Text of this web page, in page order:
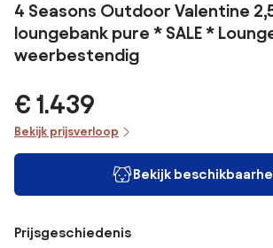
4 Seasons Outdoor Valentine
loungebank pure * SALE *
weerbestendig
€ 1.439
Bekijk prijsverloop
Bekijk
Prijsgeschiedenis